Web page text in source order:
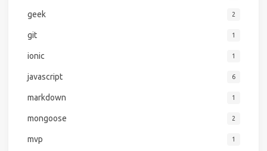
geek 2
git 1
ionic 1
javascript 6
markdown 1
mongoose 2
mvp 1